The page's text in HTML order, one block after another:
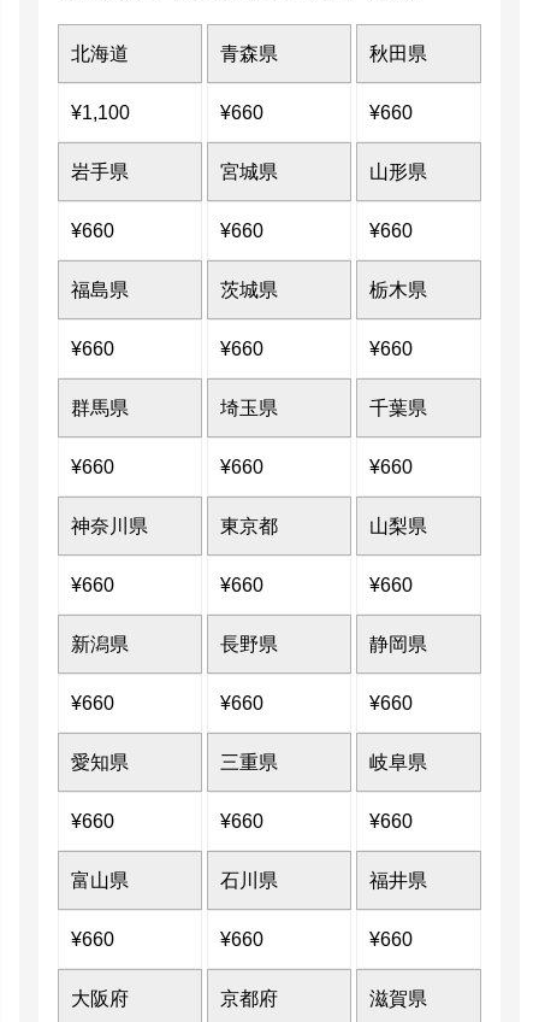
北海道
¥1,100
青森県
¥660
秋田県
¥660
岩手県
¥660
宮城県
¥660
山形県
¥660
福島県
¥660
茨城県
¥660
栃木県
¥660
群馬県
¥660
埼玉県
¥660
千葉県
¥660
神奈川県
¥660
東京都
¥660
山梨県
¥660
新潟県
¥660
長野県
¥660
静岡県
¥660
愛知県
¥660
三重県
¥660
岐阜県
¥660
富山県
¥660
石川県
¥660
福井県
¥660
大阪府 京都府 滋賀県